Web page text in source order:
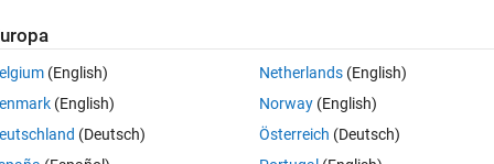
0 voti
spacing in between ? My images are really small so it would look
(English)
(English)
(Deutsch)
Netherlands(English)
Norway(English)
Österreich (Deutsch)